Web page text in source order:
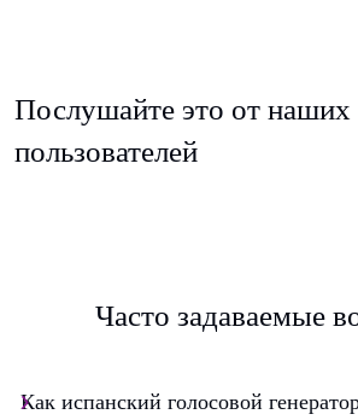
Послушайте это от наших
пользователей
Часто задаваемые
Как испанский голосовой